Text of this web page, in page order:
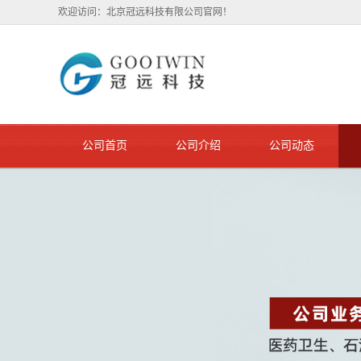
欢迎访问：北京冠远科技有限公司官网！
公司首页 公司介绍 公司动态